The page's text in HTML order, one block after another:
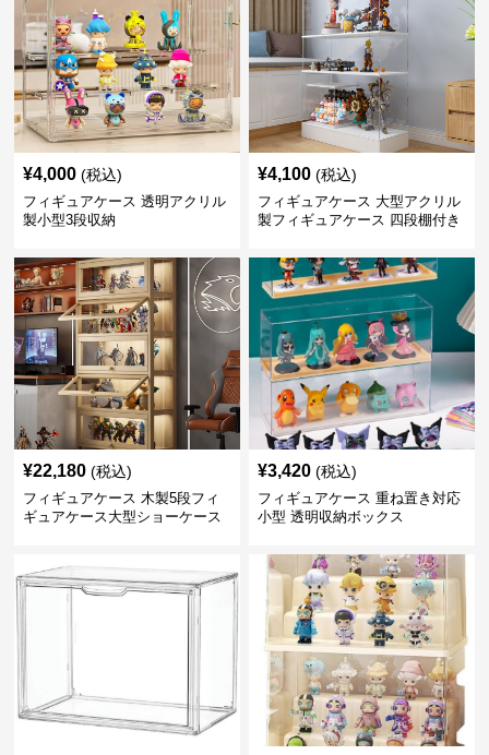
¥4,000 (税込)
フィギュアケース 透明アクリル
製小型3段収納
¥4,100 (税込)
フィギュアケース 大型アクリル
製フィギュアケース 四段棚付き
¥22,180 (税込)
フィギュアケース 木製5段フィ
ギュアケース大型ショーケース
¥3,420 (税込)
フィギュアケース 重ね置き対応
小型 透明収納ボックス